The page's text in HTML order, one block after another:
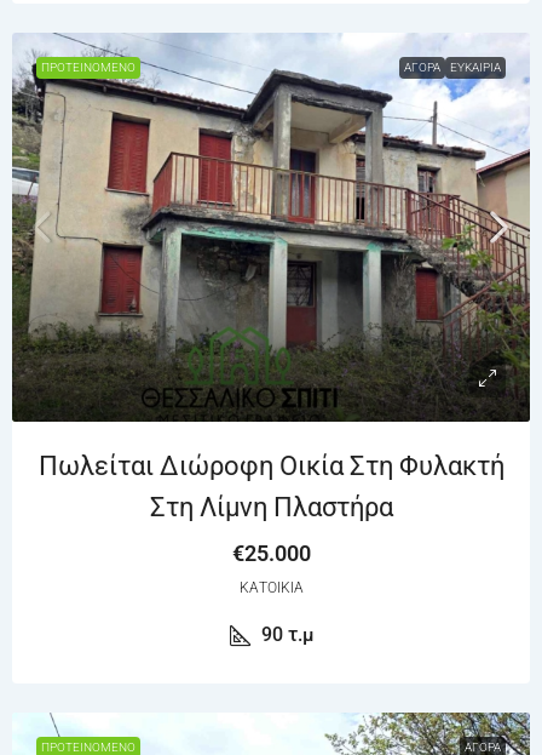
ΠΡΟΤΕΙΝΌΜΕΝΟ ΑΓΟΡΆ ΕΥΚΑΙΡΊΑ
Πωλείται Διώροφη Οικία Στη Φυλακτή
Στη Λίμνη Πλαστήρα
€25.000
ΚΑΤΟΙΚΊΑ
90 τ.μ
ΠΡΟΤΕΙΝΌΜΕΝΟ ΑΓΟΡΆ